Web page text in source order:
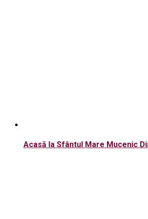
Acasă la Sfântul Mare Mucenic